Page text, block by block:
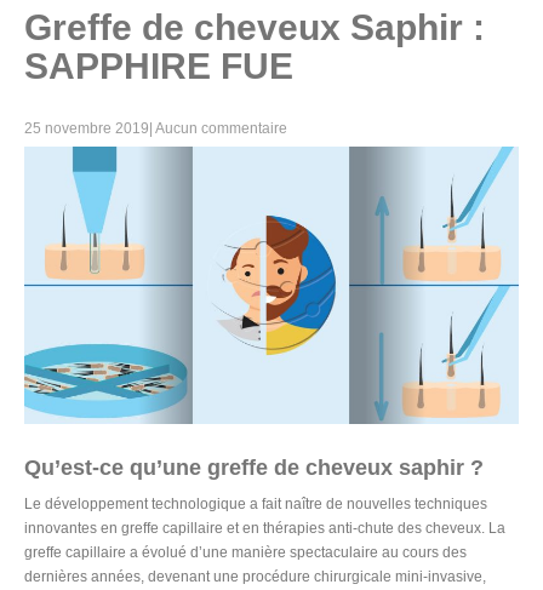
Greffe de cheveux Saphir :
SAPPHIRE FUE
25 novembre 2019 Aucun commentaire
Qu’est-ce qu’une greffe de cheveux saphir ?
Le développement technologique a fait naître de nouvelles techniques
innovantes en greffe capillaire et en thérapies anti-chute des cheveux. La
greffe capillaire a évolué d’une manière spectaculaire au cours des
dernières années, devenant une procédure chirurgicale mini-invasive,